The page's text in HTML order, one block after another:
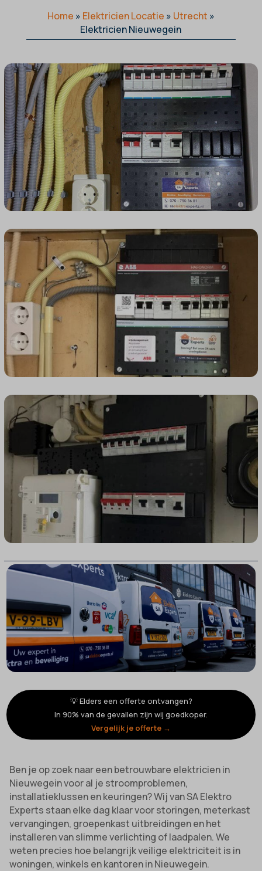
Home » Elektricien Locatie » Utrecht »
Elektricien Nieuwegein
💡 Elders een offerte ontvangen?
In 90% van de gevallen zijn wij goedkoper.
Vergelijk je offerte →
Ben je op zoek naar een betrouwbare elektricien in
Nieuwegein voor al je stroomproblemen,
installatieklussen en keuringen? Wij van SA Elektro
Experts staan elke dag klaar voor storingen, meterkast
vervangingen, groepenkast uitbreidingen en het
installeren van slimme verlichting of laadpalen. We
weten precies hoe belangrijk veilige elektriciteit is in
woningen, winkels en kantoren in Nieuwegein.